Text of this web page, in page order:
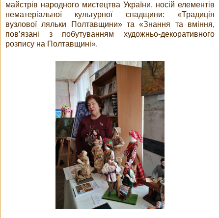
майстрів народного мистецтва України, носій елементів
нематеріальної культурної спадщини: «Традиція
вузлової ляльки Полтавщини» та «Знання та вміння,
пов’язані з побутуванням художньо-декоративного
розпису на Полтавщині».